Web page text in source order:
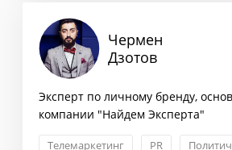
Чермен
Дзотов
Эксперт по личному бренду,
компании "Найдем Эксперта"
Телемаркетинг PR